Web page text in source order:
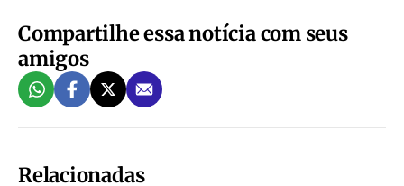
Compartilhe essa notícia com seus
amigos
Relacionadas